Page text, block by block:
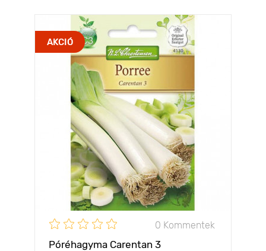
AKCIÓ
0 Kommentek
Póréhagyma Carentan 3